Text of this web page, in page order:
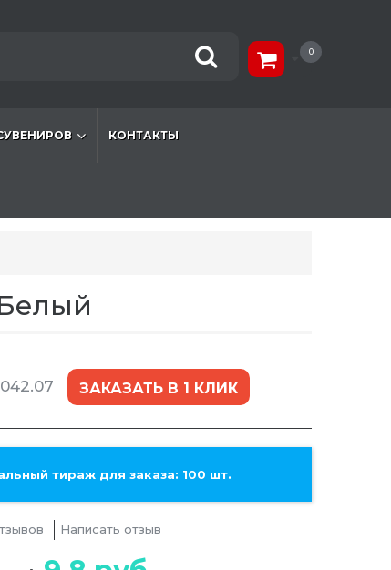
0
КОНТАКТЫ
ЗАКАЗАТЬ В 1 КЛИК
тираж для заказа: 100 шт.
Написать отзыв